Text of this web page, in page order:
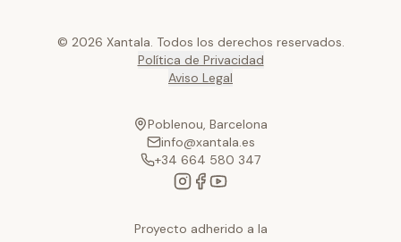
© 2026 Xantala. Todos los derechos reservados.
Política de Privacidad
Aviso Legal
Poblenou, Barcelona
info@xantala.es
+34 664 580 347
Proyecto adherido a la